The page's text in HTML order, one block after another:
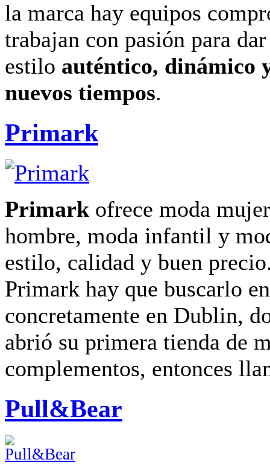
la marca hay equipos
trabajan con pasión para
estilo auténtico, dinámico
nuevos tiempos.
Primark
Primark ofrece moda
hombre, moda infantil y
estilo, calidad y buen
Primark hay que buscarlo
concretamente en Dublin,
abrió su primera tienda de
complementos, entonces
Pull&Bear